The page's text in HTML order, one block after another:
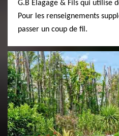
G.B Elagage & Fils qui utilise
Pour les renseignements
passer un coup de fil.